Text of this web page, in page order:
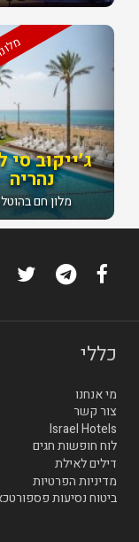
ג׳ייקוב סי
נהריה
מלון חם
כללי
מי אנחנו
צור קשר
Israel Hotels
לוח חופשות חגים
דילים לאילת
מדיניות הפרטיות
ביטוח נסיעות